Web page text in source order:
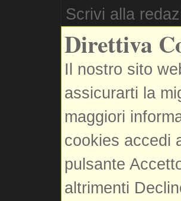
Scrivi alla
Direttiva
Il nostro sito
assicurarti la
maggiori
cookies accedi
pulsante
altrimenti